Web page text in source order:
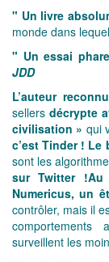
" Un livre
monde dans
" Un essai phare
JDD
L’auteur
sellersdécrypte
civilisation » qui
c’est Tinder ! Le
sont les
sur Twitter !Au
Numericus, un
contrôler, mais il
surveillent les